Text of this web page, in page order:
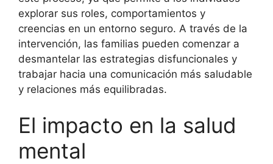
explorar sus roles, comportamientos y
creencias en un entorno seguro. A través de la
intervención, las familias pueden comenzar a
desmantelar las estrategias disfuncionales y
trabajar hacia una comunicación más saludable
y relaciones más equilibradas.
El impacto en la salud
mental